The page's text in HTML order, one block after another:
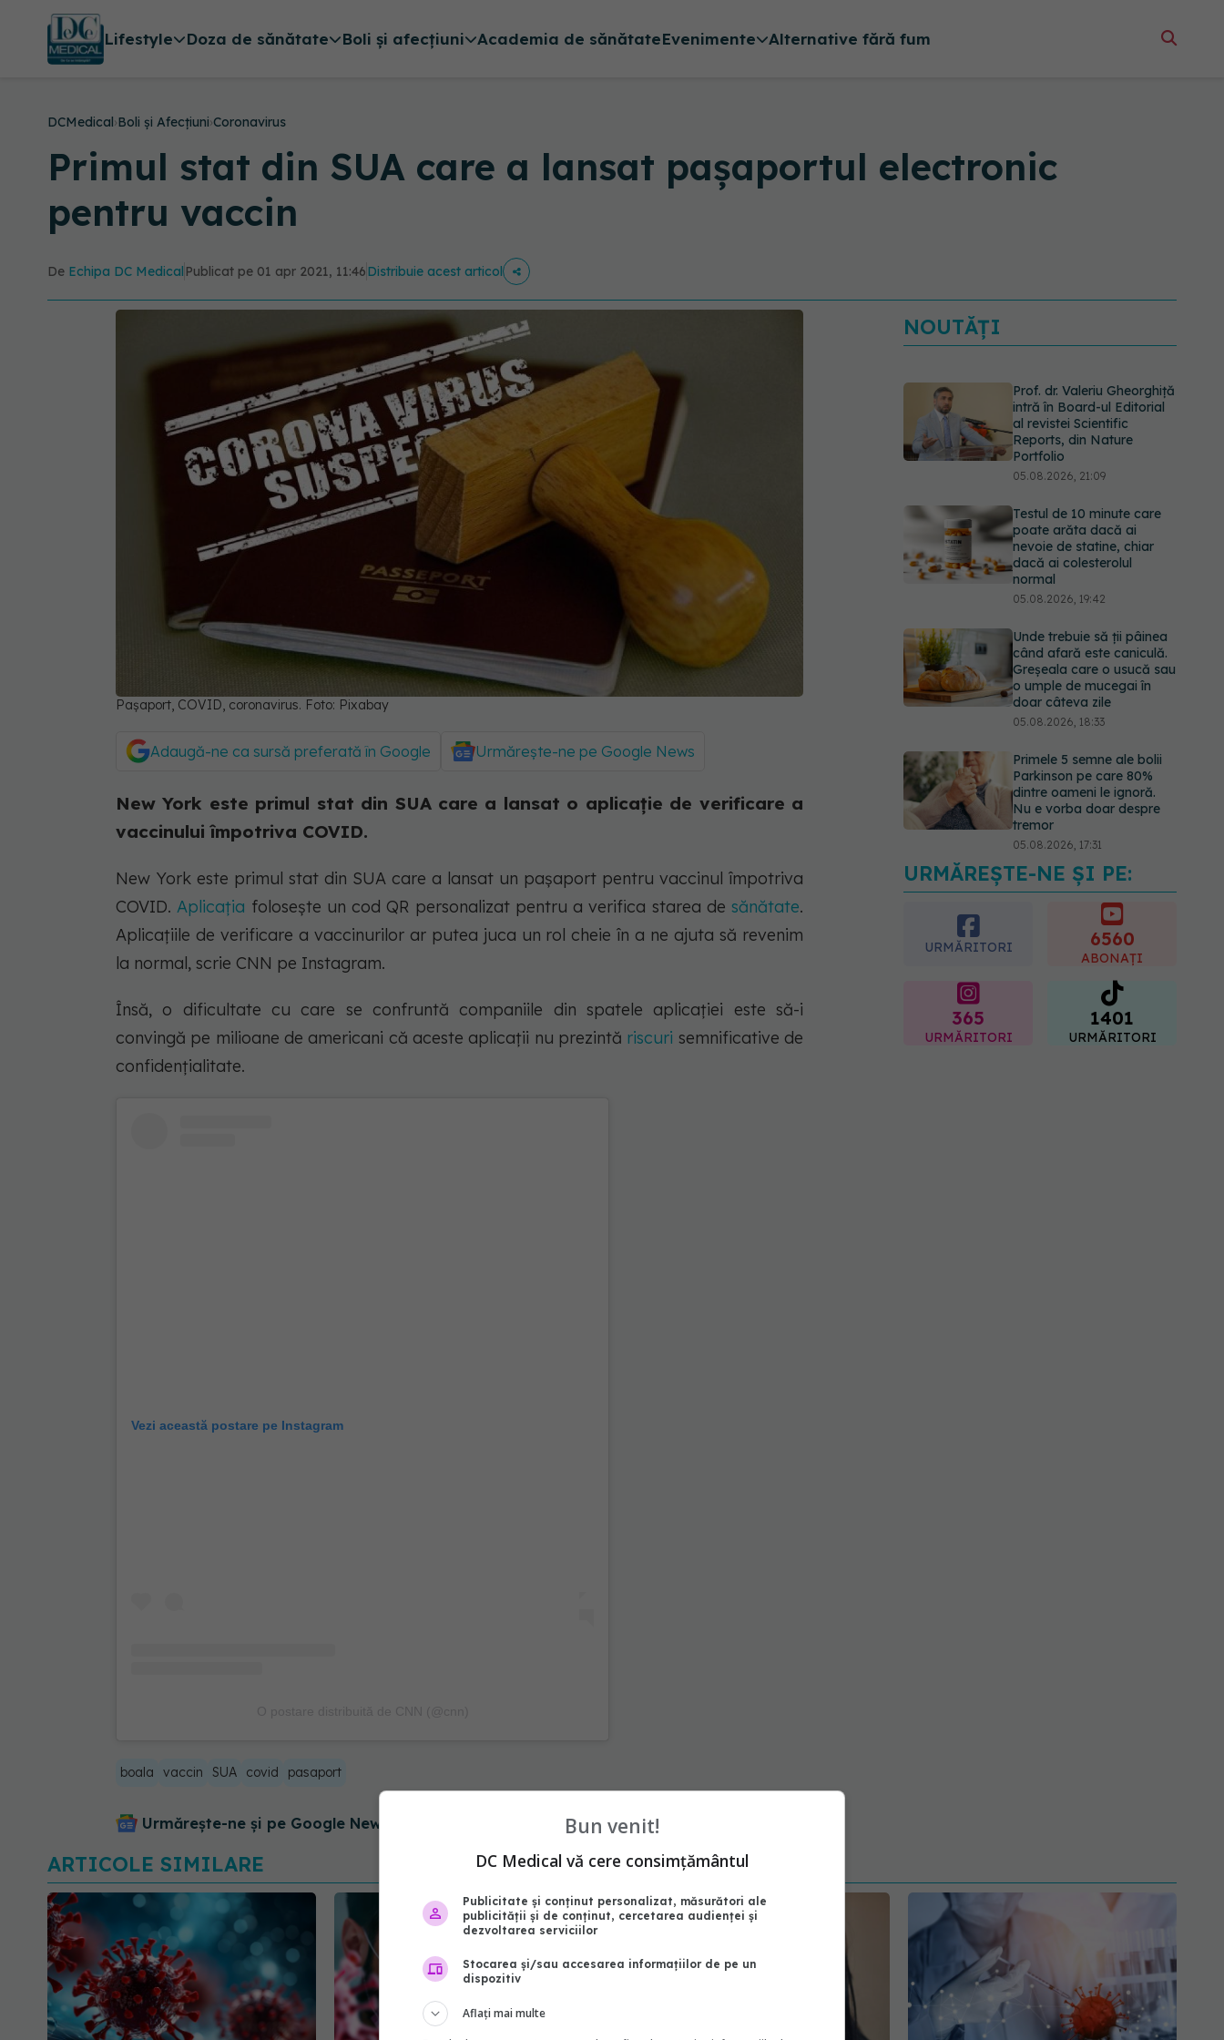
Lifestyle Doza de sănătate Boli și afecțiuni Academia de sănătateEvenimente Alternative fără fum
DCMedical›Boli și Afecțiuni›Coronavirus
Primul stat din SUA care a lansat pașaportul electronic
pentru vaccin
De Echipa DC Medical Publicat pe 01 apr 2021, 11:46Distribuie acest articol
Pașaport, COVID, coronavirus. Foto: Pixabay
Adaugă-ne ca sursă preferată în Google Urmărește-ne pe Google News
New York este primul stat din SUA care a lansat o aplicație de verificare a
vaccinului împotriva COVID.
New York este primul stat din SUA care a lansat un pașaport pentru vaccinul împotriva
COVID.Aplicația folosește un cod QR personalizat pentru a verifica starea de sănătate.
Aplicațiile de verificare a vaccinurilor ar putea juca un rol cheie în a ne ajuta să revenim
la normal, scrie CNN pe Instagram.
Însă, o dificultate cu care se confruntă companiile din spatele aplicației este să-i
convingă pe milioane de americani că aceste aplicații nu prezintă riscuri semnificative de
confidențialitate.
Vezi această postare pe Instagram
boala vaccin SUA covid pasaport
Urmărește-ne și pe Google News - abonează‑te!
NOUTĂȚI
Prof. dr. Valeriu Gheorghiță
intră în Board-ul Editorial
al revistei Scientific
Reports, din Nature
Portfolio
05.08.2026, 21:09
Testul de 10 minute care
poate arăta dacă ai
nevoie de statine, chiar
dacă ai colesterolul
normal
05.08.2026, 19:42
Unde trebuie să ții pâinea
când afară este caniculă.
Greșeala care o usucă sau
o umple de mucegai în
doar câteva zile
05.08.2026, 18:33
Primele 5 semne ale bolii
Parkinson pe care 80%
dintre oameni le ignoră.
Nu e vorba doar despre
tremor
05.08.2026, 17:31
Gabriela Cristea, manifest
pentru respect și
acceptare: Corpul
fiecăruia spune o poveste
05.08.2026, 21:23
URMĂREȘTE-NE ȘI PE:
URMĂRITORI 6560
ABONAȚI
365
URMĂRITORI
1401
URMĂRITORI
ARTICOLE SIMILARE
Bun venit!
DC Medical vă cere consimțământul
Publicitate și conținut personalizat, măsurători ale
publicității și de conținut, cercetarea audienței și
dezvoltarea serviciilor
Stocarea și/sau accesarea informațiilor de pe un
dispozitiv
Aflați mai multe